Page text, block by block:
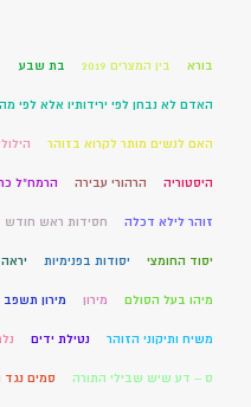
בורא בין המצרים 2019 בת שבע
האדם לא נבחן לפי ירידותיו אלא לפי
האם לנשים מותר לקרוא בזוהר
היסטוריה הרהורי עבירה הרמח"ל
זוהר לילא דכלה חסידות ראש חודש
יסוד החומצי יסודות בפנימיות יראה
מיהו בעל הסולם מירון מירון תשפב
משיח ותיקוני הזוהר נטילת ידים
ס – דע שיש שבילי התורה סמים